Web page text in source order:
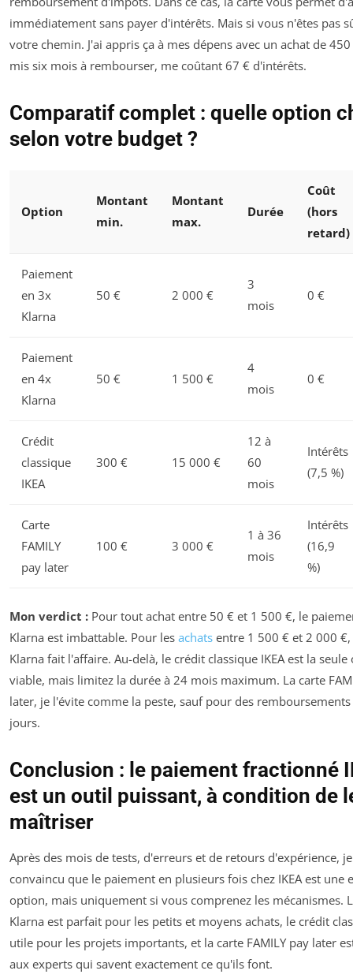
immédiatement sans payer d'intérêts. Mais si vous n'êtes pas
votre chemin. J'ai appris ça à mes dépens avec un achat de
mis six mois à rembourser, me coûtant 67 € d'intérêts.
Comparatif complet : quelle option
selon votre budget ?
Option
Montant
min.
Montant
max.
Durée
Coût
(hors
retard)
Paiement
en 3x
Klarna
50 € 2 000 €
3
mois
0 €
Paiement
en 4x
Klarna
50 € 1 500 €
4
mois
0 €
Crédit
classique
IKEA
300 € 15 000 €
12 à
60
mois
Intérêts
(7,5 %)
Carte
FAMILY
pay later
100 € 3 000 €
1 à 36
mois
Intérêts
(16,9
%)
Mon verdict : Pour tout achat entre 50 € et 1 500 €, le
Klarna est imbattable. Pour les achats entre 1 500 € et 2 000
Klarna fait l'affaire. Au-delà, le crédit classique IKEA est la
viable, mais limitez la durée à 24 mois maximum. La carte
later, je l'évite comme la peste, sauf pour des
jours.
Conclusion : le paiement fractionné
est un outil puissant, à condition de
maîtriser
Après des mois de tests, d'erreurs et de retours d'expérience,
convaincu que le paiement en plusieurs fois chez IKEA est une
option, mais uniquement si vous comprenez les mécanismes.
Klarna est parfait pour les petits et moyens achats, le crédit
utile pour les projets importants, et la carte FAMILY pay later
aux experts qui savent exactement ce qu'ils font.